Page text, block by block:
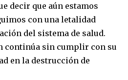
decir que aún estamos
con una letalidad
del sistema de salud.
continúa sin cumplir con su
en la destrucción de